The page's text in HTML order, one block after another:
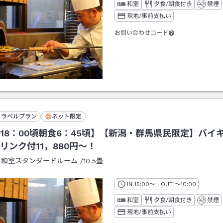
和室 夕食/朝食付き
禁煙
現地/事前支払い
お問い合わせコード
ベルプラン ネット限定
：00頃朝食6：45頃】【新潟・群馬県民限定】バイ
ンク付11，880円～！
和室スタンダードルーム /10.5畳
IN チェックイン
15:00～ | OUT チェックアウト
～10:00
和室 夕食/朝食付き
禁煙
現地/事前支払い